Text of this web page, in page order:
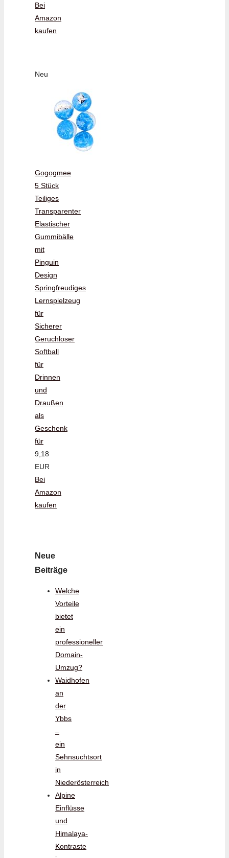
Bei
Amazon
kaufen
Neu
Gogogmee
5 Stück
Teiliges
Transparenter
Elastischer
Gummibälle
mit
Pinguin
Design
Springfreudiges
Lernspielzeug
für
Sicherer
Geruchloser
Softball
für
Drinnen
und
Draußen
als
Geschenk
für
9,18
EUR
Bei
Amazon
kaufen
Neue
Beiträge
Welche
Vorteile
bietet
ein
professioneller
Domain-
Umzug?
Waidhofen
an
der
Ybbs
–
ein
Sehnsuchtsort
in
Niederösterreich
Alpine
Einflüsse
und
Himalaya-
Kontraste